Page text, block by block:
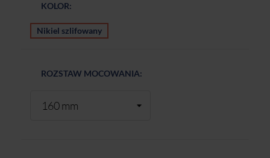
KOLOR:
Nikiel szlifowany
ROZSTAW MOCOWANIA: